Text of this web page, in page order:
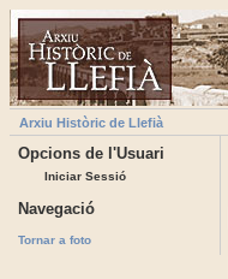
Arxiu Històric de Llefià
Opcions de l'Usuari
Iniciar Sessió
Navegació
Tornar a foto